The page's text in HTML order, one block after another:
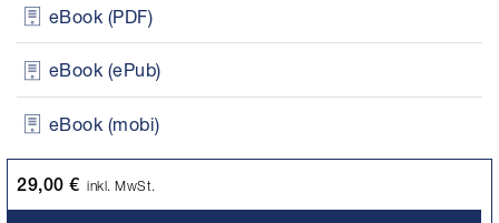
eBook (PDF)
eBook (ePub)
eBook (mobi)
29,00 € inkl. MwSt.